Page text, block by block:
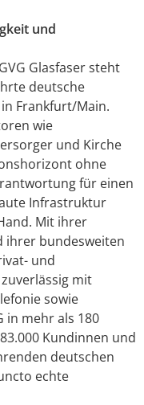
und
Glasfaser steht
deutsche
Frankfurt/Main.
wie
und Kirche
ohne
für einen
Infrastruktur
Mit ihrer
ihrer bundesweiten
und
mit
sowie
in mehr als 180
Kundinnen und
deutschen
echte